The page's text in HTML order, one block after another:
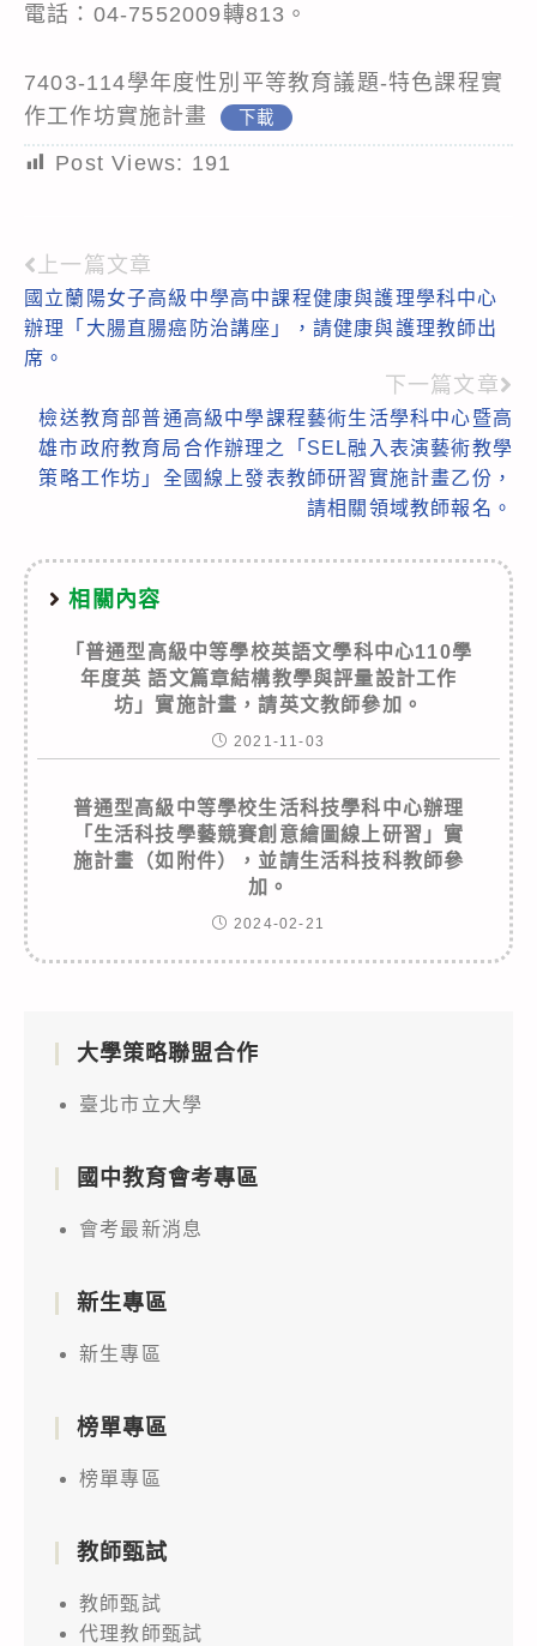
電話：04-7552009轉813。
7403-114學年度性別平等教育議題-特色課程實
作工作坊實施計畫
下載
Post Views: 191
Read
more
articles
上一篇文章
國立蘭陽女子高級中學高中課程健康與護理學科中心
辦理「大腸直腸癌防治講座」，請健康與護理教師出
席。
下一篇文章
檢送教育部普通高級中學課程藝術生活學科中心暨高
雄市政府教育局合作辦理之「SEL融入表演藝術教學
策略工作坊」全國線上發表教師研習實施計畫乙份，
請相關領域教師報名。
相關內容
「普通型高級中等學校英語文學科中心110學
年度英 語文篇章結構教學與評量設計工作
坊」實施計畫，請英文教師參加。
2021-11-03
普通型高級中等學校生活科技學科中心辦理
「生活科技學藝競賽創意繪圖線上研習」實
施計畫（如附件），並請生活科技科教師參
加。
2024-02-21
大學策略聯盟合作
臺北市立大學
國中教育會考專區
會考最新消息
新生專區
新生專區
榜單專區
榜單專區
教師甄試
教師甄試
代理教師甄試